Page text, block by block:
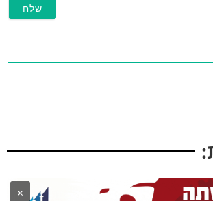
×